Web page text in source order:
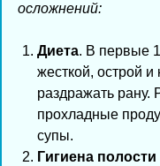
осложнений:
Диета. В первые
жесткой, острой
раздражать рану.
прохладные
супы.
Гигиена полости